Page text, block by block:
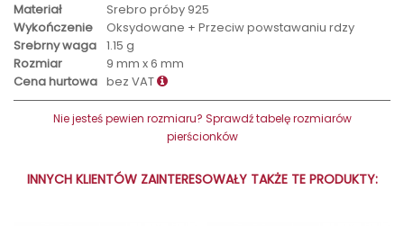
Materiał
Srebro próby 925
Wykończenie
Oksydowane + Przeciw powstawaniu rdzy
Srebrny waga 1.15 g
Rozmiar
9 mm x 6 mm
Cena hurtowa bez VAT
Nie jesteś pewien rozmiaru? Sprawdź tabelę rozmiarów
pierścionków
INNYCH KLIENTÓW ZAINTERESOWAŁY TAKŻE TE PRODUKTY: